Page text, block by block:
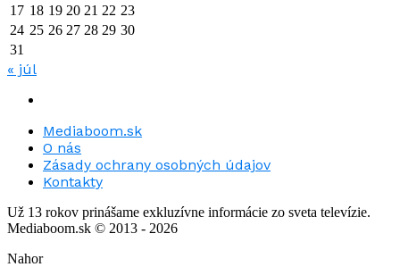
17 18 19 20 21 22 23
24 25 26 27 28 29 30
31
« júl
Mediaboom.sk
O nás
Zásady ochrany osobných údajov
Kontakty
Už 13 rokov prinášame exkluzívne informácie zo sveta televízie.
Mediaboom.sk © 2013 - 2026
Nahor